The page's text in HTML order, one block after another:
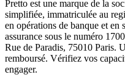
Pretto est une marque de la
simplifiée, immatriculée au
en opérations de banque et en
assurance sous le numéro
Rue de Paradis, 75010 Paris.
remboursé. Vérifiez vos
engager.